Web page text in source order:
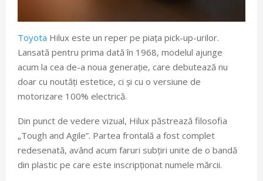
Toyota Hilux este un reper pe piața pick-up-urilor.
Lansată pentru prima dată în 1968, modelul ajunge
acum la cea de-a noua generație, care debutează nu
doar cu noutăți estetice, ci și cu o versiune de
motorizare 100% electrică.
Din punct de vedere vizual, Hilux păstrează filosofia
„Tough and Agile”. Partea frontală a fost complet
redesenată, având acum faruri subțiri unite de o bandă
din plastic pe care este inscripționat numele mărcii.